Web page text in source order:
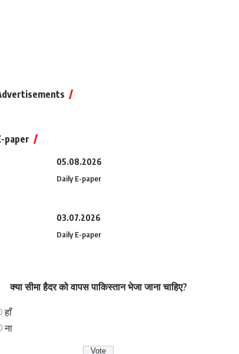
paper
05.08.2026
Daily E-paper
03.07.2026
Daily E-paper
क्या सीमा हैदर को वापस पाकिस्तान भेजा जाना चाहिए?
हाँ
ना